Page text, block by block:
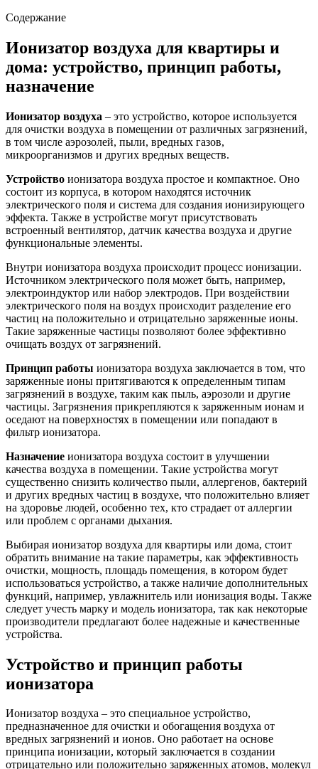
Содержание
Ионизатор воздуха для квартиры и
дома: устройство, принцип работы,
назначение
Ионизатор воздуха – это устройство, которое используется
для очистки воздуха в помещении от различных загрязнений,
в том числе аэрозолей, пыли, вредных газов,
микроорганизмов и других вредных веществ.
Устройство ионизатора воздуха простое и компактное. Оно
состоит из корпуса, в котором находятся источник
электрического поля и система для создания ионизирующего
эффекта. Также в устройстве могут присутствовать
встроенный вентилятор, датчик качества воздуха и другие
функциональные элементы.
Внутри ионизатора воздуха происходит процесс ионизации.
Источником электрического поля может быть, например,
электроиндуктор или набор электродов. При воздействии
электрического поля на воздух происходит разделение его
частиц на положительно и отрицательно заряженные ионы.
Такие заряженные частицы позволяют более эффективно
очищать воздух от загрязнений.
Принцип работы ионизатора воздуха заключается в том, что
заряженные ионы притягиваются к определенным типам
загрязнений в воздухе, таким как пыль, аэрозоли и другие
частицы. Загрязнения прикрепляются к заряженным ионам и
оседают на поверхностях в помещении или попадают в
фильтр ионизатора.
Назначение ионизатора воздуха состоит в улучшении
качества воздуха в помещении. Такие устройства могут
существенно снизить количество пыли, аллергенов, бактерий
и других вредных частиц в воздухе, что положительно влияет
на здоровье людей, особенно тех, кто страдает от аллергии
или проблем с органами дыхания.
Выбирая ионизатор воздуха для квартиры или дома, стоит
обратить внимание на такие параметры, как эффективность
очистки, мощность, площадь помещения, в котором будет
использоваться устройство, а также наличие дополнительных
функций, например, увлажнитель или ионизация воды. Также
следует учесть марку и модель ионизатора, так как некоторые
производители предлагают более надежные и качественные
устройства.
Устройство и принцип работы
ионизатора
Ионизатор воздуха – это специальное устройство,
предназначенное для очистки и обогащения воздуха от
вредных загрязнений и ионов. Оно работает на основе
принципа ионизации, который заключается в создании
отрицательно или положительно заряженных атомов, молекул